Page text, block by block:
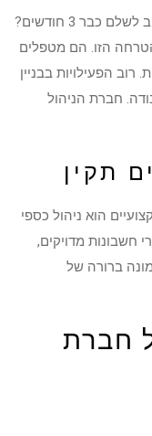
נמאס לכם לרדוף אחרי השכן מדירה 7 שחייב לשלם כבר 3 חודשים?
הזו. הם מטפלים
הפעילויות בבניין
חברת הניהול
תקין
הוא ניהול כספי
מדויקים,
ברורה של
חברת